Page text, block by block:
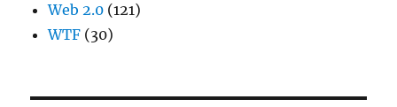
Web 2.0 (121)
WTF (30)